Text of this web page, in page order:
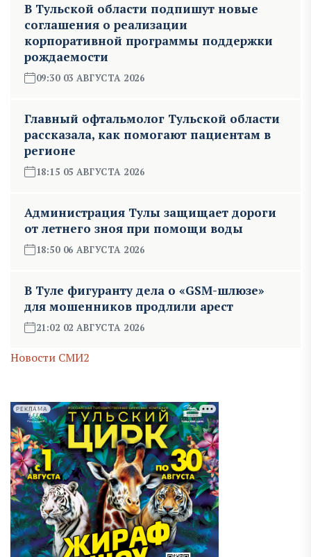
В Тульской области подпишут новые
соглашения о реализации
корпоративной программы поддержки
рождаемости
09:30 03 АВГУСТА 2026
Главный офтальмолог Тульской области
рассказала, как помогают пациентам в
регионе
18:15 05 АВГУСТА 2026
Администрация Тулы защищает дороги
от летнего зноя при помощи воды
18:50 06 АВГУСТА 2026
В Туле фигуранту дела о «GSM-шлюзе»
для мошенников продлили арест
21:02 02 АВГУСТА 2026
Новости СМИ2
РЕКЛАМА